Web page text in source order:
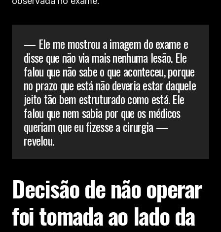
— Ele me mostrou a imagem do exame e
disse que não via mais nenhuma lesão. Ele
falou que não sabe o que aconteceu, porque
no prazo que está não deveria estar daquele
jeito tão bem estruturado como está. Ele
falou que nem sabia por que os médicos
queriam que eu fizesse a cirurgia —
revelou.
Decisão de não operar
foi tomada ao lado da